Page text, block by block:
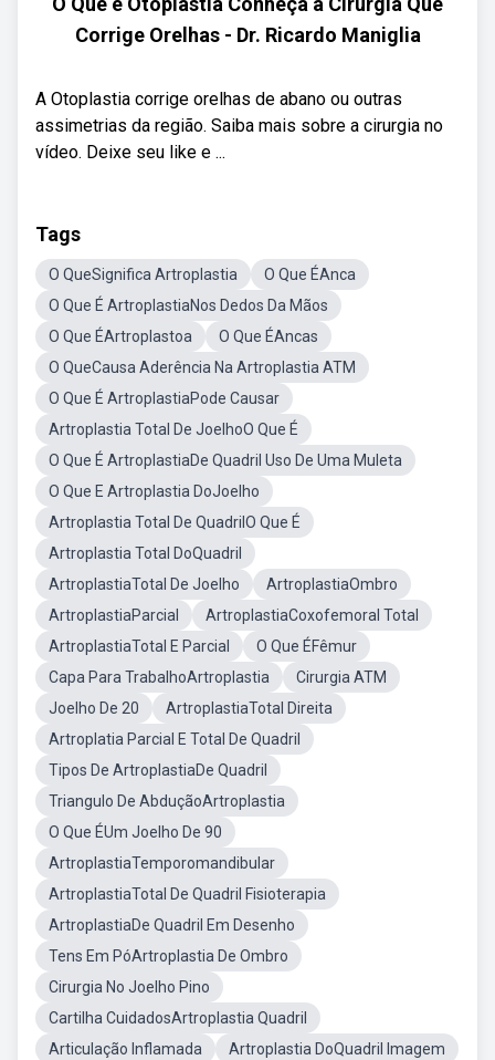
Corrige Orelhas - Dr. Ricardo Maniglia
A Otoplastia corrige orelhas de abano ou outras
assimetrias da região. Saiba mais sobre a cirurgia no
vídeo. Deixe seu like e ...
Tags
O QueSignifica Artroplastia
O Que ÉAnca
O Que É ArtroplastiaNos Dedos Da Mãos
O Que ÉArtroplastoa
O Que ÉAncas
O QueCausa Aderência Na Artroplastia ATM
O Que É ArtroplastiaPode Causar
Artroplastia Total De JoelhoO Que É
O Que É ArtroplastiaDe Quadril Uso De Uma Muleta
O Que E Artroplastia DoJoelho
Artroplastia Total De QuadrilO Que É
Artroplastia Total DoQuadril
ArtroplastiaTotal De Joelho
ArtroplastiaOmbro
ArtroplastiaParcial
ArtroplastiaCoxofemoral Total
ArtroplastiaTotal E Parcial
O Que ÉFêmur
Capa Para TrabalhoArtroplastia
Cirurgia ATM
Joelho De 20
ArtroplastiaTotal Direita
Artroplatia Parcial E Total De Quadril
Tipos De ArtroplastiaDe Quadril
Triangulo De AbduçãoArtroplastia
O Que ÉUm Joelho De 90
ArtroplastiaTemporomandibular
ArtroplastiaTotal De Quadril Fisioterapia
ArtroplastiaDe Quadril Em Desenho
Tens Em PóArtroplastia De Ombro
Cirurgia No Joelho Pino
Cartilha CuidadosArtroplastia Quadril
Articulação Inflamada
Artroplastia DoQuadril Imagem